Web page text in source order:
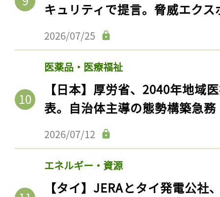
キュリティで提言。脅威エク
2026/07/25
医薬品・医療福祉
【日本】厚労省、2040年地域
表。自治体主導の態勢構築急務
2026/07/12
エネルギー・資源
【タイ】JERAとタイ発電公社